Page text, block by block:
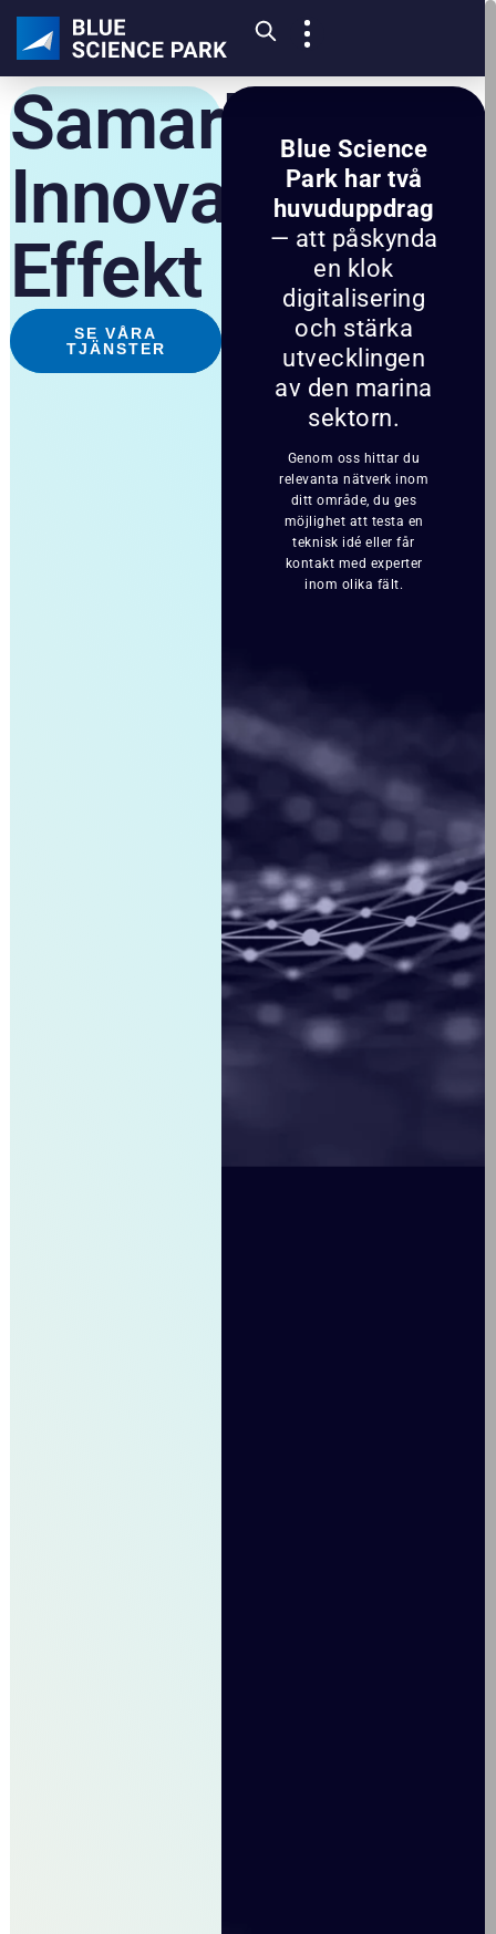
Samarbete
Innovation
Effekt
SE VÅRA
TJÄNSTER
Blue Science
Park har två
huvuduppdrag
— att påskynda
en klok
digitalisering
och stärka
utvecklingen
av den marina
sektorn.
Genom oss hittar du
relevanta nätverk inom
ditt område, du ges
möjlighet att testa en
teknisk idé eller får
kontakt med experter
inom olika fält.